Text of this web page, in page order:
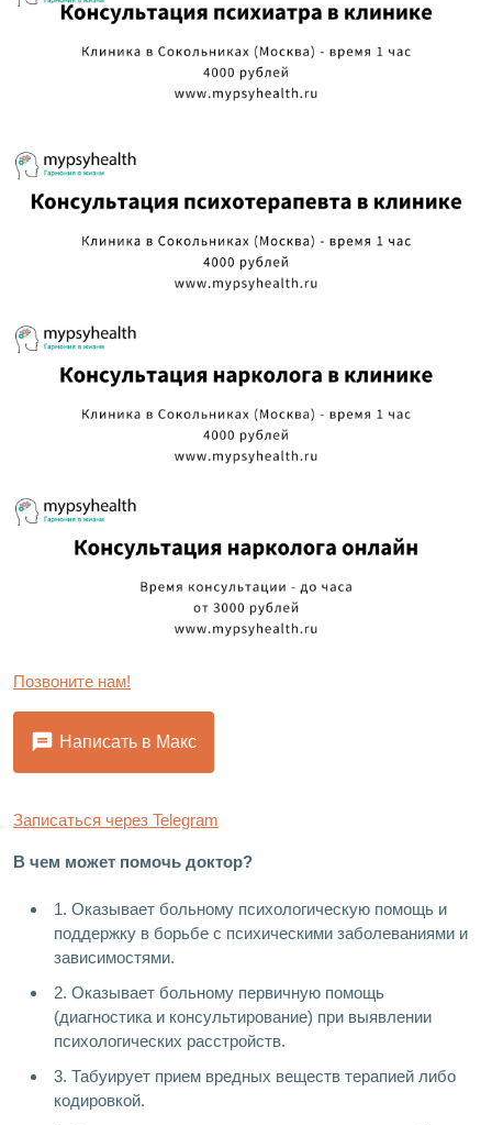
Позвоните нам!
Написать в Макс
Записаться через Telegram
В чем может помочь доктор?
1. Оказывает больному психологическую помощь и
поддержку в борьбе с психическими заболеваниями и
зависимостями.
2. Оказывает больному первичную помощь
(диагностика и консультирование) при выявлении
психологических расстройств.
3. Табуирует прием вредных веществ терапией либо
кодировкой.